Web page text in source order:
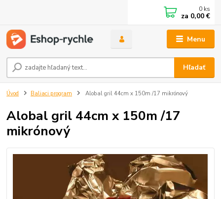
Menu
Hľadať
0 ks
za 0,00 €
Úvod Baliaci program Alobal gril 44cm x 150m /17 mikrónový
Alobal gril 44cm x 150m /17
mikrónový